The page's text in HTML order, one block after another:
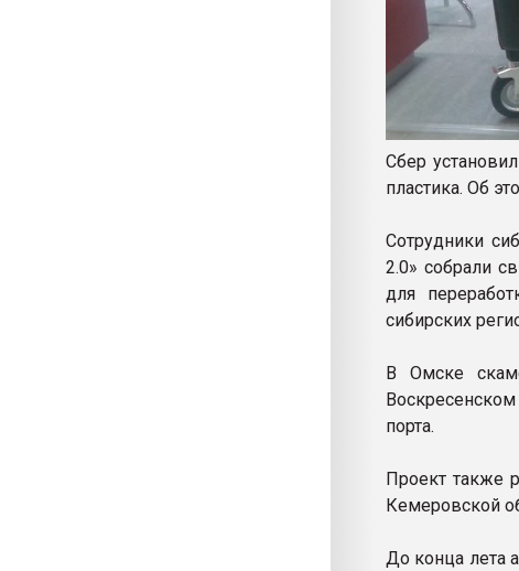
Сбер
пластика. Об
Сотрудники
2.0» собрали
для
сибирских
В Омске
порта.
Проект также
Кемеровской
До конца лета